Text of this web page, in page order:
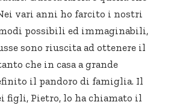
vari anni ho farcito i nostri
possibili ed immaginabili,
sono riuscita ad ottenere il
che in casa a grande
il pandoro di famiglia. Il
figli, Pietro, lo ha chiamato il